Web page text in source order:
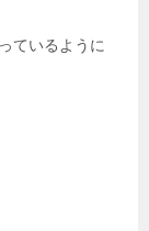
ているように